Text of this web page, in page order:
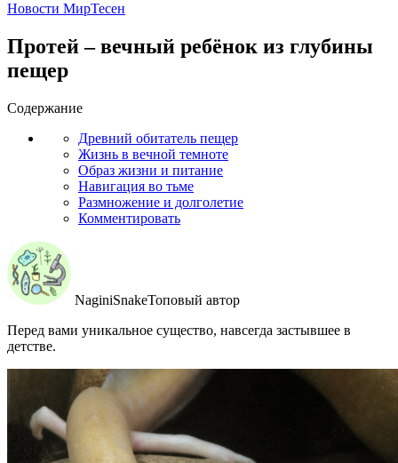
Новости МирТесен
Протей – вечный ребёнок из глубины
пещер
Содержание
Древний обитатель пещер
Жизнь в вечной темноте
Образ жизни и питание
Навигация во тьме
Размножение и долголетие
Комментировать
NaginiSnakeТоповый автор
Перед вами уникальное существо, навсегда застывшее в
детстве.